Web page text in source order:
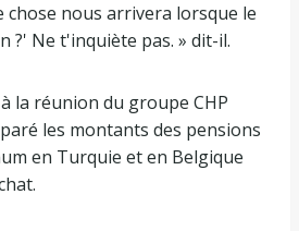
chose nous arrivera lorsque le
?' Ne t'inquiète pas. » dit-il.
la réunion du groupe CHP
les montants des pensions
en Turquie et en Belgique